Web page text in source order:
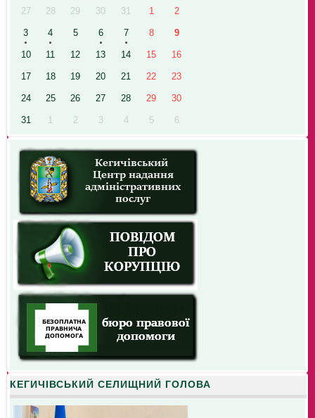
27
28 29 30 31 1 2
3 4 5 6 7 8 9
10 11 12 13 14 15 16
17 18 19 20 21 22 23
24 25 26 27 28 29 30
31 1 2 3 4 5 6
КЕГИЧІВСЬКИЙ СЕЛИЩНИЙ ГОЛОВА